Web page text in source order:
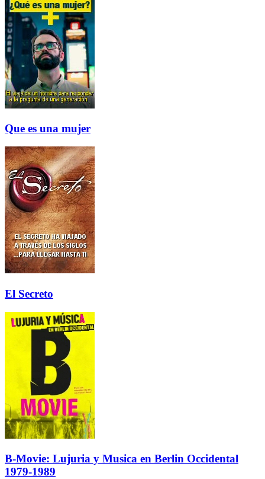
Que es una mujer
El Secreto
B-Movie: Lujuria y Musica en Berlin Occidental
1979-1989